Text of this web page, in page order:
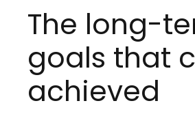
The long-
goals that
achieved